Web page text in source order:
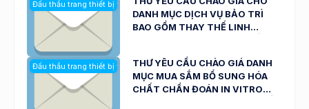
21/01/2026
Đấu thầu trang thiết bị y tế
DANH MỤC DỊCH VỤ BẢO TRÌ
BAO GỒM THAY THẾ LINH
(DSA) NGÀY 20/01/2026
Đấu thầu trang thiết bị y tế
THƯ YÊU CẦU CHÀO GIÁ DANH
MỤC MUA SẮM BỔ SUNG HÓA
CHẤT CHẨN ĐOÁN IN VITRO